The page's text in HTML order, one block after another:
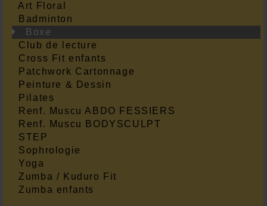
Art Floral
Badminton
Boxe
Club de lecture
Cross Fit enfants
Patchwork Cartonnage
Peinture & Dessin
Pilates
Renf. Muscu ABDO FESSIERS
Renf. Muscu BODYSCULPT
STEP
Sophrologie
Yoga
Zumba / Kuduro Fit
Zumba enfants